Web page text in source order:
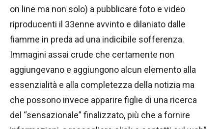
on line ma non solo) a pubblicare foto e video
riproducenti il 33enne avvinto e dilaniato dalle
fiamme in preda ad una indicibile sofferenza.
Immagini assai crude che certamente non
aggiungevano e aggiungono alcun elemento alla
essenzialità e alla completezza della notizia ma
che possono invece apparire figlie di una ricerca
del “sensazionale” finalizzato, più che a fornire